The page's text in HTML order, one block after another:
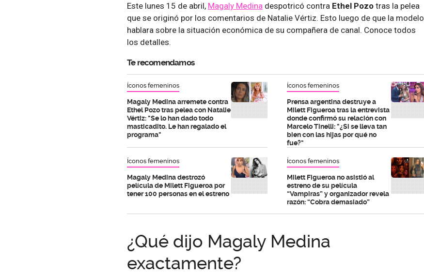
Este lunes 15 de abril, Magaly Medina despotricó contra Ethel Pozo tras la pelea
que se originó por los comentarios de Natalie Vértiz. Esto luego de que la modelo
hablara sobre la situación económica de su compañera de canal. Conoce todos
los detalles.
Te recomendamos
Íconos femeninos
Magaly Medina arremete contra
Ethel Pozo tras pelea con Natalie
Vértiz: "Se lo han dado todo
masticadito. Le han regalado el
programa"
Íconos femeninos
Prensa argentina destruye a
Milett Figueroa tras la entrevista
donde confirmó su relación con
Marcelo Tinelli: "¿Si se lleva tan
bien con las hijas por qué no
fue?"
Íconos femeninos
Magaly Medina destrozó
película de Milett Figueroa por
tener 100 personas en el estreno
Íconos femeninos
Milett Figueroa no asistió al
estreno de su película
“Vampiras” y organizador revela
razón: “Cobra demasiado”
¿Qué dijo Magaly Medina
exactamente?